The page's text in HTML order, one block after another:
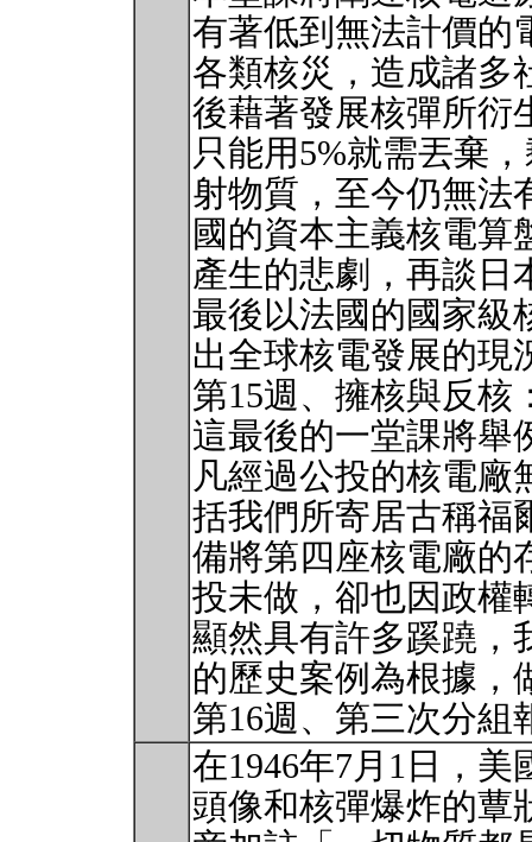
有著低到無法計價的
各類核災，造成諸多
後藉著發展核彈所衍
只能用5%就需丟棄
射物質，至今仍無法
國的資本主義核電算
產生的悲劇，再談日
最後以法國的國家級
出全球核電發展的現
第15週、擁核與反核
這最後的一堂課將舉
凡經過公投的核電廠
括我們所寄居古稱福
備將第四座核電廠的
投未做，卻也因政權
顯然具有許多蹊蹺，
的歷史案例為根據，
第16週、第三次分組
在1946年7月1日，
頭像和核彈爆炸的蕈